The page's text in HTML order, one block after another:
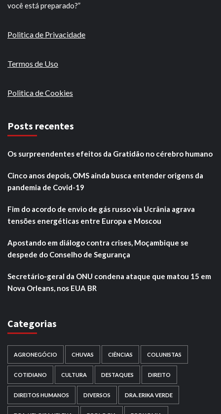
você está preparado?”
Politica de Privacidade
Termos de Uso
Politica de Cookies
Posts recentes
Os surpreendentes efeitos da Gratidão no cérebro humano
Cinco anos depois, OMS ainda busca entender origens da
pandemia de Covid-19
Fim do acordo de envio de gás russo via Ucrânia agrava
tensões energéticas entre Europa e Moscou
Apostando em diálogo contra crises, Moçambique se
despede do Conselho de Segurança
Secretário-geral da ONU condena ataque que matou 15 em
Nova Orleans, nos EUA BR
Categorias
AGRONEGÓCIO CHUVAS CIÊNCIAS COLUNISTAS
COTIDIANO CULTURA DESTAQUES DIREITO
DIREITOS HUMANOS DIVERSOS DRA. ERIKA VERDE